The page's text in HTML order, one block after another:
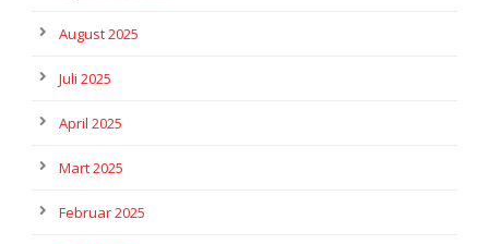
August 2025
Juli 2025
April 2025
Mart 2025
Februar 2025